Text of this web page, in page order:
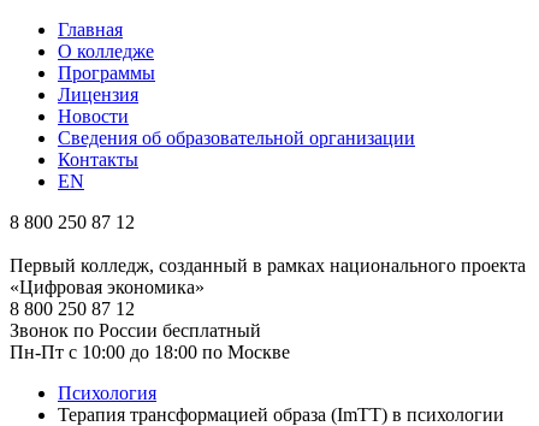
Главная
О колледже
Программы
Лицензия
Новости
Сведения об образовательной организации
Контакты
EN
8 800 250 87 12
Первый колледж, созданный в рамках национального проекта
«Цифровая экономика»
8 800 250 87 12
Звонок по России бесплатный
Пн-Пт с 10:00 до 18:00 по Москве
Психология
Терапия трансформацией образа (ImTT) в психологии